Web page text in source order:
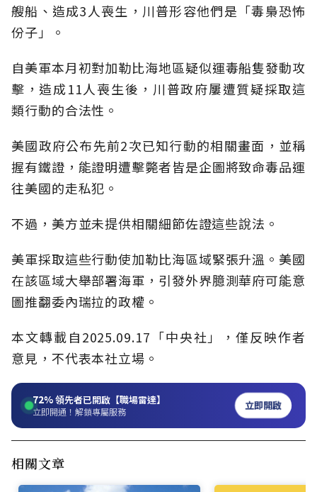
艘船、造成3人喪生，川普形容他們是「毒梟恐怖
份子」。
自美軍本月初對加勒比海地區疑似運毒船隻發動攻
擊，造成11人喪生後，川普政府屢遭質疑採取這
類行動的合法性。
美國政府公布先前2次已知行動的相關畫面，並稱
握有鐵證，能證明遭擊斃者皆是企圖將致命毒品運
往美國的走私犯。
不過，美方並未提供相關細節佐證這些說法。
美軍採取這些行動使加勒比海區域緊張升溫。美國
在該區域大舉部署海軍，引發外界臆測華府可能意
圖推翻委內瑞拉的政權。
本文轉載自2025.09.17「中央社」，僅反映作者
意見，不代表本社立場。
72%領先者已開啟【職場雷達】
立即開通！解鎖專屬服務 立即開啟
相關文章